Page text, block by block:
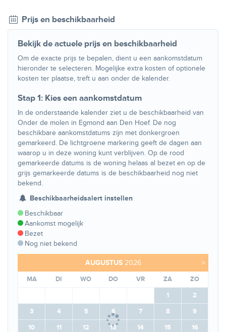
Prijs en beschikbaarheid
Bekijk de actuele prijs en beschikbaarheid
Om de exacte prijs te bepalen, dient u een aankomstdatum
hieronder te selecteren. Mogelijke extra kosten of optionele
kosten ter plaatse, treft u aan onder de kalender.
Stap 1: Kies een aankomstdatum
In de onderstaande kalender ziet u de beschikbaarheid van
Onder de molen in Egmond aan Den Hoef. De nog
beschikbare aankomstdatums zijn met donkergroen
gemarkeerd. De lichtgroene markering geeft de dagen aan
waarop u in deze woning kunt verblijven. Op de rood
gemarkeerde datums is de woning helaas al bezet en op de
grijs gemarkeerde datums is de beschikbaarheid nog niet
bekend.
Beschikbaarheidsalert instellen
Beschikbaar
Aankomst mogelijk
Bezet
Nog niet bekend
>
AUGUSTUS 2026
MA DI WO DO VR ZA
ZO
1
2
3
4 5 6 7 8
9
10
11 12 13 14 15
16